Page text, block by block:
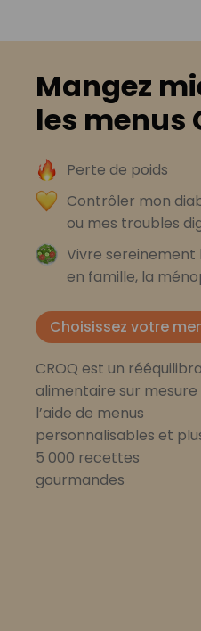
Mangez
les menus
Perte de poids
Contrôler mon
ou mes troubles
Vivre sereinement
en famille, la
Choisissez votre
CROQ est un
alimentaire sur mesure
l’aide de menus
personnalisables et
5 000 recettes
gourmandes